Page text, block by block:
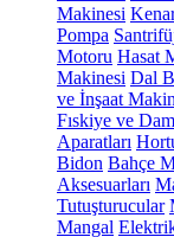
Makinesi
Pompa
Motoru Hasat
Makinesi Dal
ve İnşaat
Fıskiye ve
Aparatları
Bidon Bahçe
Aksesuarları
Tutuşturucular
Mangal